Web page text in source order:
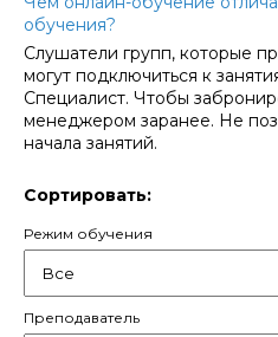
Мы поможем разобраться в
начинающим поставщикам,
любом этапе торгов: от
в аукционе до
чтобы вы знали не только
умели на практике
конца.
идите в «Специалист»,
обучения?
Слушатели групп, которые
могут подключиться к
Специалист. Чтобы
менеджером заранее. Не
начала занятий.
Сортировать:
Режим обучения
Преподаватель